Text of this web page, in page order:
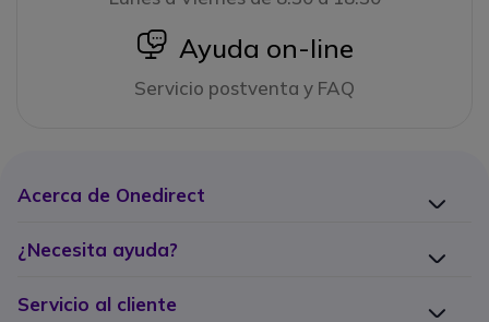
icon
Ayuda on-line
Servicio postventa y FAQ
Acerca de Onedirect
¿Necesita ayuda?
Servicio al cliente